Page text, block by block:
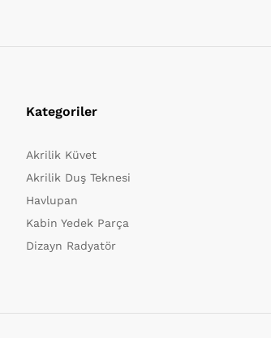
Kategoriler
Akrilik Küvet
Akrilik Duş Teknesi
Havlupan
Kabin Yedek Parça
Dizayn Radyatör